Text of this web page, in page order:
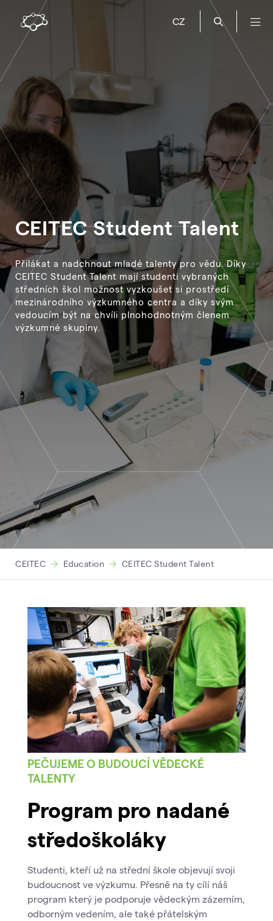
CZ
CEITEC Student Talent
Přilákat a nadchnout mladé talenty pro vědu. Díky
CEITEC Student Talent mají studenti vybraných
středních škol možnost vyzkoušet si prostředí
mezinárodního výzkumného centra a díky svým
vedoucím být na chvíli plnohodnotným členem
výzkumné skupiny. ​
CEITEC Education CEITEC Student Talent
PEČUJEME O BUDOUCÍ VĚDECKÉ
TALENTY
Program pro nadané
středoškoláky
Studenti, kteří už na střední škole objevují svoji
budoucnost ve výzkumu. Přesně na ty cílí náš
program který je podporuje vědeckým zázemím,
odborným vedením, ale také přátelským